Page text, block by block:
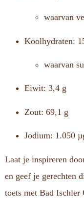
waarvan
Koolhydraten:
waarvan
Eiwit: 3,4 g
Zout: 69,1 g
Jodium: 1.050
Laat je inspireren
en geef je gerechten
toets met Bad